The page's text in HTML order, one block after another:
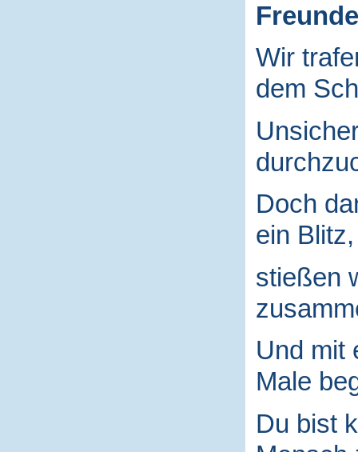
Freunde
Wir
dem
Doch
ein Blitz,
stießen
Und mit
Male
Du bist